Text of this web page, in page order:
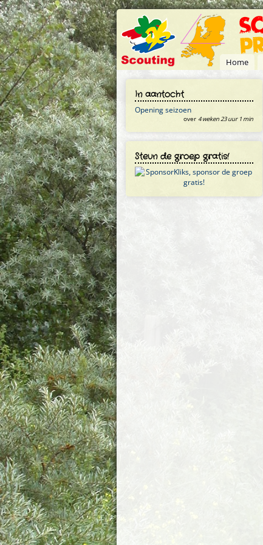
Overslaan en naar de inhoud gaan
Home
In aantocht
Opening seizoen
over 4 weken 23 uur 1 min
Steun de groep gratis!